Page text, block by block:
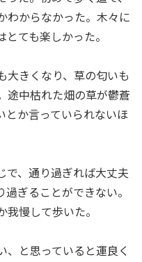
わからなかった。木々に
ても楽しかった。
大きくなり、草の匂いも
途中枯れた畑の草が鬱蒼
とか言っていられないほ
で、通り過ぎれば大丈夫
ぎることができない。
慢して歩いた。
、と思っていると運良く